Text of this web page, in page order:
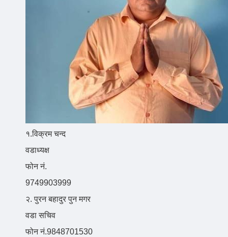
१.विक्रम चन्द
वडाध्यक्ष
फोन नं.
9749903999
२. पुरन बहादुर पुन मगर
वडा सचिव
फोन नं.9848701530